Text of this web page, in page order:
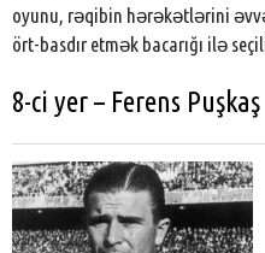
oyunu, rəqibin hərəkətlərini
ört-basdır etmək bacarığı ilə
8-ci yer – Ferens Puşkaş